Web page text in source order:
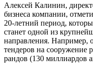
Алексей Калинин,
бизнеса компании,
20-летний период,
станет одной из
направления. Например,
тендеров на
рандов (130 миллиардов